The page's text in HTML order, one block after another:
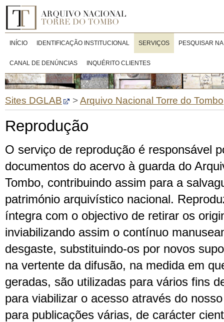
INÍCIO IDENTIFICAÇÃO INSTITUCIONAL SERVIÇOS PESQUISAR
CANAL DE DENÚNCIAS INQUÉRITO CLIENTES
Sites DGLAB >Arquivo Nacional Torre do Tombo
Reprodução
O serviço de reprodução é responsável
documentos do acervo à guarda do
Tombo, contribuindo assim para a
património arquivístico nacional.
íntegra com o objectivo de retirar os
inviabilizando assim o contínuo
desgaste, substituindo-os por novos
na vertente da difusão, na medida em
geradas, são utilizadas para vários fins
para viabilizar o acesso através do
para publicações várias, de carácter